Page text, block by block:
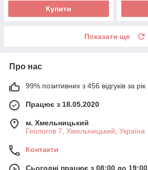
Купити
Показати ще
Про нас
99% позитивних з 456 відгуків за рік
Працює з 18.05.2020
м. Хмельницький
Геологов 7, Хмельницький, Україна
Контакти
Сьогодні працює з 08:00 до 19:00